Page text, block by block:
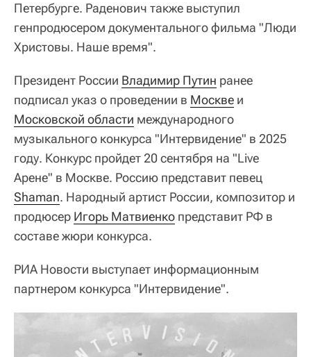
Петербурге. Раденович также выступил
генпродюсером документального фильма "Люди
Христовы. Наше время".
Президент России Владимир Путин ранее
подписал указ о проведении в Москве и
Московской области международного
музыкального конкурса "Интервидение" в 2025
году. Конкурс пройдет 20 сентября на "Live
Арене" в Москве. Россию представит певец
Shaman. Народный артист России, композитор и
продюсер Игорь Матвиенко представит РФ в
составе жюри конкурса.
РИА Новости выступает информационным
партнером конкурса "Интервидение".